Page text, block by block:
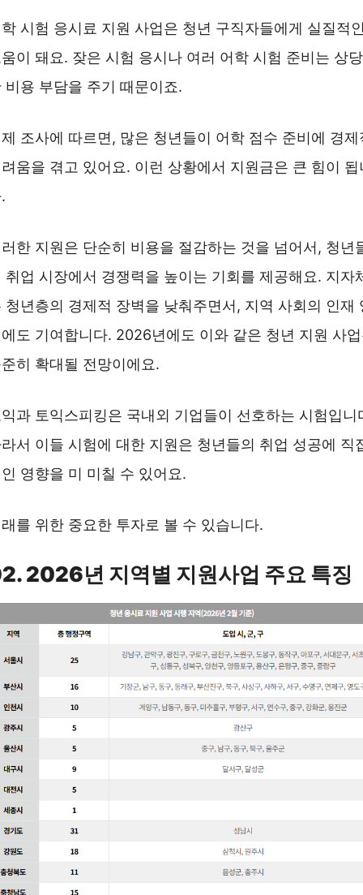
시험 응시료 지원 사업은 청년 구직자들에게 실질적
움이 돼요. 잦은 시험 응시나 여러 어학 시험 준비는 상당
비용 부담을 주기 때문이죠.
조사에 따르면, 많은 청년들이 어학 점수 준비에 경제
움을 겪고 있어요. 이런 상황에서 지원금은 큰 힘이 됩
한 지원은 단순히 비용을 절감하는 것을 넘어서, 청년
취업 시장에서 경쟁력을 높이는 기회를 제공해요. 지자
청년층의 경제적 장벽을 낮춰주면서, 지역 사회의 인재
도 기여합니다. 2026년에도 이와 같은 청년 지원 사
히 확대될 전망이에요.
익과 토익스피킹은 국내외 기업들이 선호하는 시험입니
서 이들 시험에 대한 지원은 청년들의 취업 성공에 직
영향을 미 미칠 수 있어요.
를 위한 중요한 투자로 볼 수 있습니다.
2026년 지역별 지원사업 주요 특징